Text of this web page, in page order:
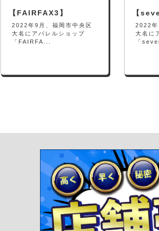
【FAIRFAX3】
2022年9月、福岡市中央区
大名にアパレルショップ
「FAIRFA...
【
2022年
大名に
「